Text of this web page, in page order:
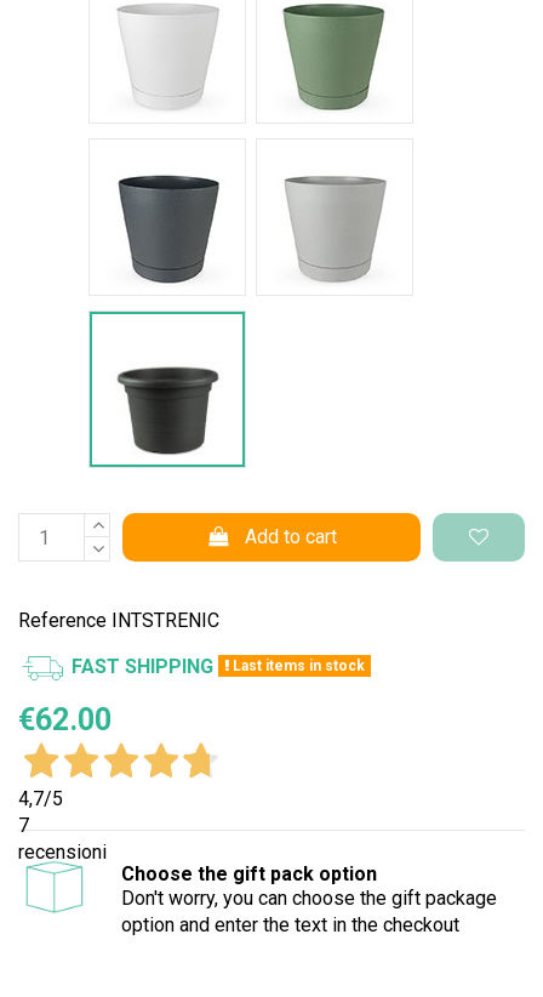
Add to cart
Reference INTSTRENIC
FAST SHIPPING Last items in stock
€62.00
4,7/5
7
recensioni
Choose the gift pack option
Don't worry, you can choose the gift package
option and enter the text in the checkout